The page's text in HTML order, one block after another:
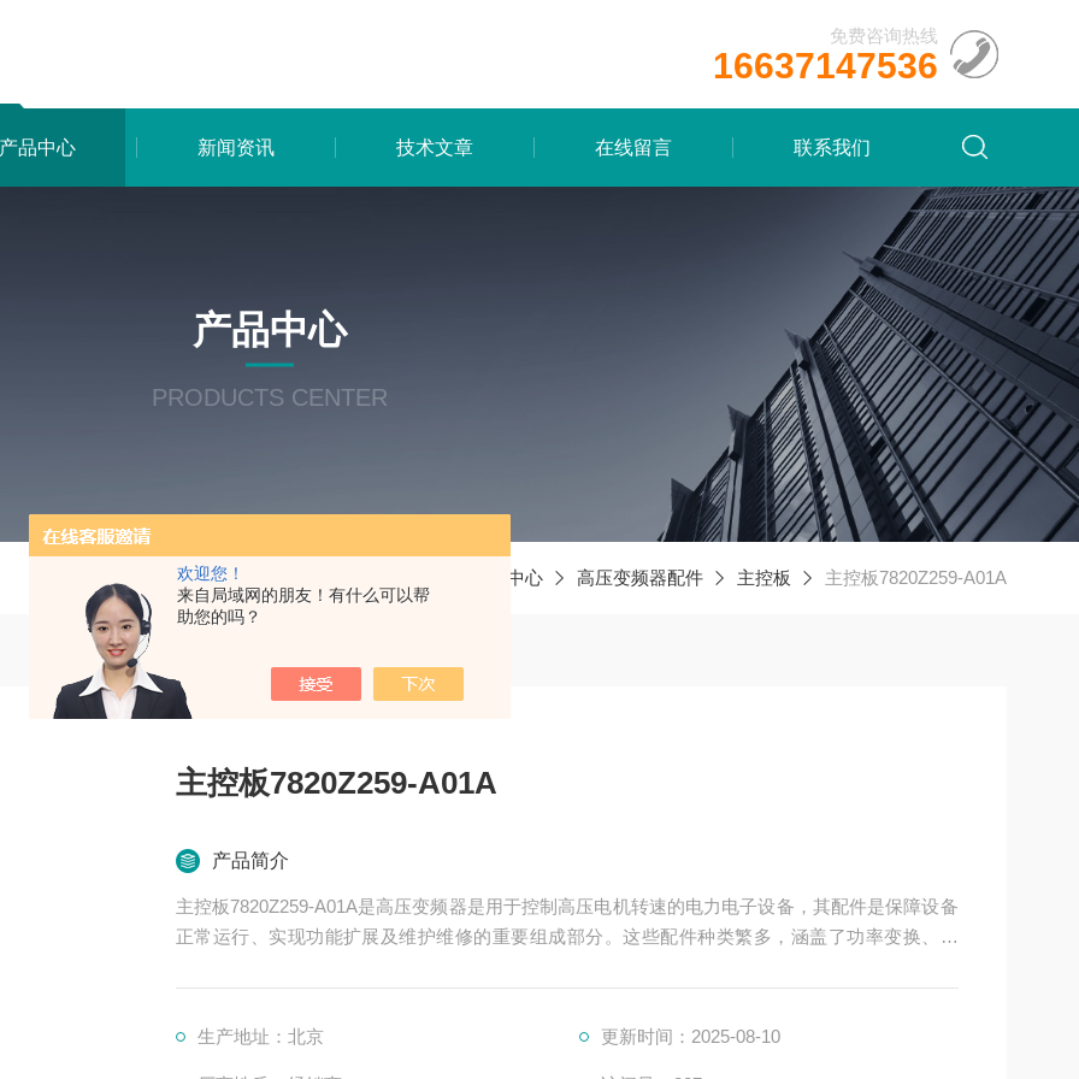
欢迎您！
来自局域网的朋友！有什么可以帮
助您的吗？
免费咨询热线
16637147536
产品中心 新闻资讯 技术文章 在线留言 联系我们
产品中心
PRODUCTS CENTER
产品中心 高压变频器配件 主控板 主控板7820Z259-A01A
主控板7820Z259-A01A
产品简介
主控板7820Z259-A01A是高压变频器是用于控制高压电机转速的电力电子设备，其配件是保障设备
正常运行、实现功能扩展及维护维修的重要组成部分。这些配件种类繁多，涵盖了功率变换、控
生产地址：北京 更新时间：2025-08-10